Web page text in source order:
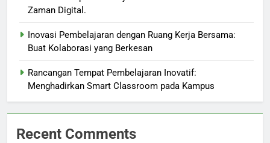
Zaman Digital.
Inovasi Pembelajaran dengan Ruang Kerja Bersama:
Buat Kolaborasi yang Berkesan
Rancangan Tempat Pembelajaran Inovatif:
Menghadirkan Smart Classroom pada Kampus
Recent Comments